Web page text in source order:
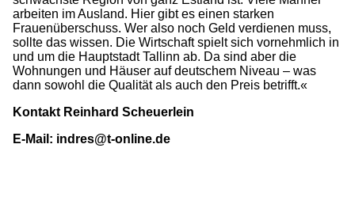
arbeiten im Ausland. Hier gibt es einen starken
Frauenüberschuss. Wer also noch Geld verdienen muss,
sollte das wissen. Die Wirtschaft spielt sich vornehmlich in
und um die Hauptstadt Tallinn ab. Da sind aber die
Wohnungen und Häuser auf deutschem Niveau – was
dann sowohl die Qualität als auch den Preis betrifft.«
Kontakt Reinhard Scheuerlein
E-Mail: indres@t-online.de